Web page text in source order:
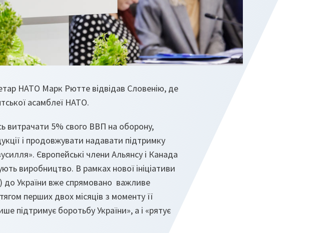
НАТО Марк Рютте відвідав Словенію, де
асамблеї НАТО.
витрачати 5% свого ВВП на оборону,
і продовжувати надавати підтримку
Європейські члени Альянсу і Канада
виробництво. В рамках нової ініціативи
до України вже спрямовано важливе
перших двох місяців з моменту її
підтримує боротьбу України», а і «рятує